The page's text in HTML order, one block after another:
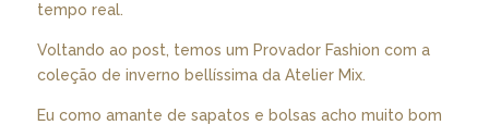
tempo real.
Voltando ao post, temos um Provador Fashion com a
coleção de inverno bellíssima da Atelier Mix.
Eu como amante de sapatos e bolsas acho muito bom